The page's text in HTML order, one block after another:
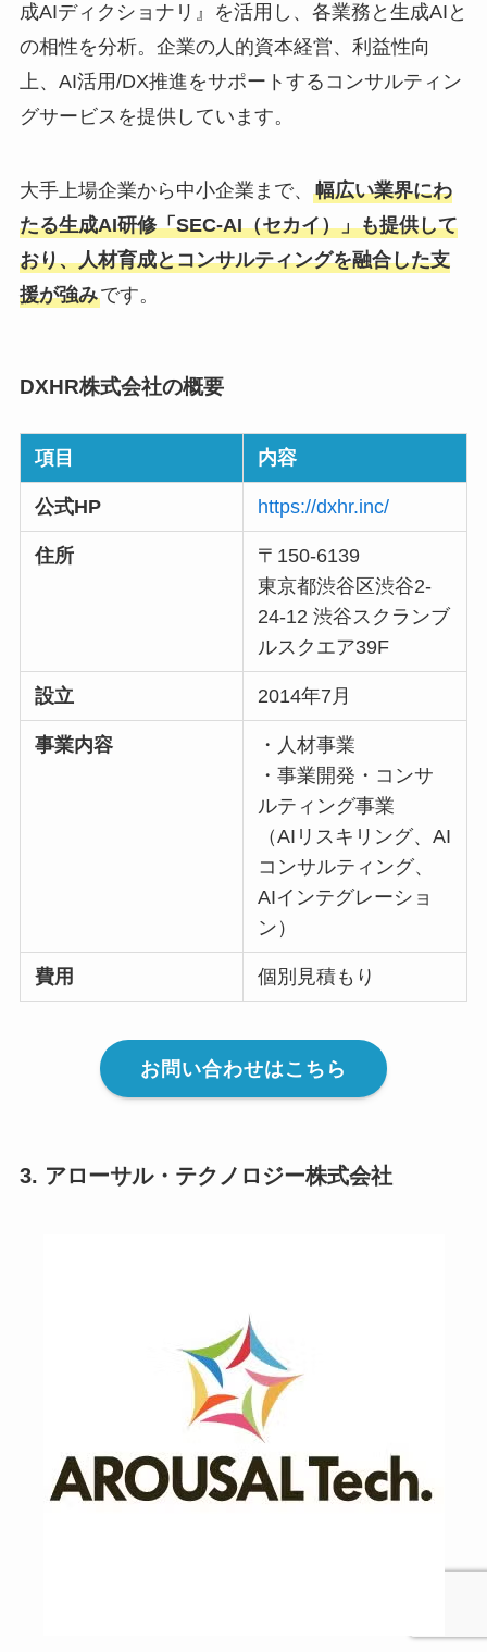
成AIディクショナリ』を活用し、各業務と生成AIと
の相性を分析。企業の人的資本経営、利益性向
上、AI活用/DX推進をサポートするコンサルティン
グサービスを提供しています。
大手上場企業から中小企業まで、 幅広い業界にわ
たる生成AI研修「SEC-AI（セカイ）」も提供して
おり、人材育成とコンサルティングを融合した支
援が強みです。
DXHR株式会社の概要
項目 内容
公式HP https://dxhr.inc/
住所
〒150-6139
東京都渋谷区渋谷2-
24-12 渋谷スクランブ
ルスクエア39F
設立 2014年7月
事業内容
・人材事業
・事業開発・コンサ
ルティング事業
（AIリスキリング、AI
コンサルティング、
AIインテグレーショ
ン）
費用 個別見積もり
お問い合わせはこちら
3. アローサル・テクノロジー株式会社